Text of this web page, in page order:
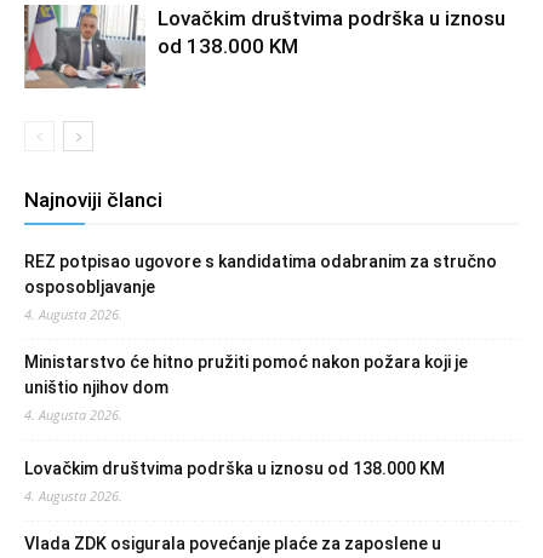
Lovačkim društvima podrška u iznosu
od 138.000 KM
Najnoviji članci
REZ potpisao ugovore s kandidatima odabranim za stručno
osposobljavanje
4. Augusta 2026.
Ministarstvo će hitno pružiti pomoć nakon požara koji je
uništio njihov dom
4. Augusta 2026.
Lovačkim društvima podrška u iznosu od 138.000 KM
4. Augusta 2026.
Vlada ZDK osigurala povećanje plaće za zaposlene u